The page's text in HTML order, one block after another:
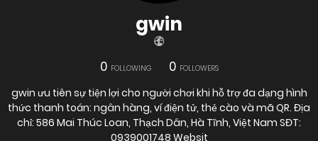
gwin
0 FOLLOWING 0 FOLLOWERS
gwin ưu tiên sự tiện lợi cho người chơi khi hỗ trợ đa dạng hình
thức thanh toán: ngân hàng, ví điện tử, thẻ cào và mã QR. Địa
chỉ: 586 Mai Thúc Loan, Thạch Dân, Hà Tĩnh, Việt Nam SĐT:
0939001748 Websit